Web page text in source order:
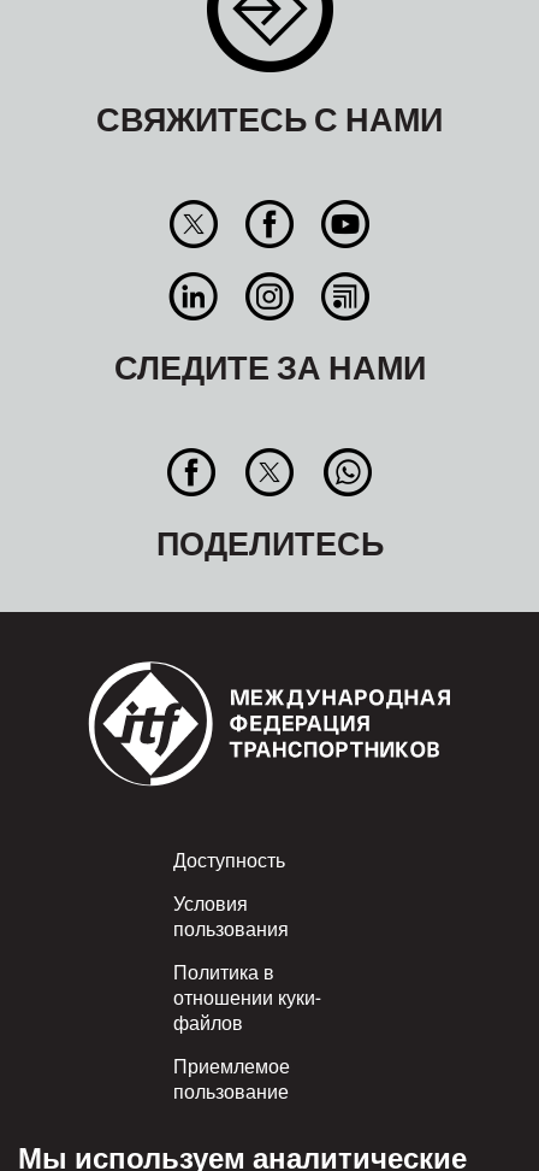
СВЯЖИТЕСЬ С НАМИ
СЛЕДИТЕ ЗА НАМИ
ПОДЕЛИТЕСЬ
Footer
Доступность
Условия
пользования
Политика в
отношении куки-
файлов
Приемлемое
пользование
конфиденциальности
Мы используем аналитические